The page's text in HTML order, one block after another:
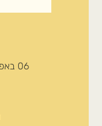
06 באפר׳ 2024, 10:30 – 12:30